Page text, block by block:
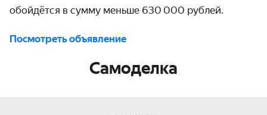
обойдётся в сумму меньше 630 000 рублей.
Посмотреть объявление
Самоделка